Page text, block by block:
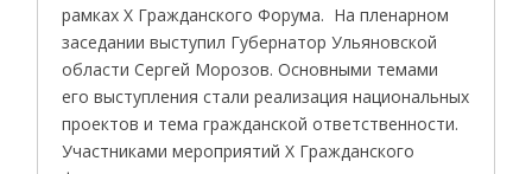
рамках X Гражданского Форума. На пленарном
заседании выступил Губернатор Ульяновской
области Сергей Морозов. Основными темами
его выступления стали реализация национальных
проектов и тема гражданской ответственности.
Участниками мероприятий Х Гражданского